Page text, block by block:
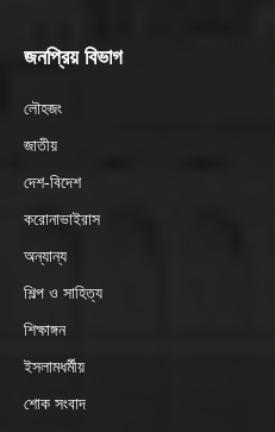
জনপ্রিয় বিভাগ
লৌহজং
জাতীয়
দেশ-বিদেশ
করোনাভাইরাস
অন্যান্য
শিল্প ও সাহিত্য
শিক্ষাঙ্গন
ইসলামধর্মীয়
শোক সংবাদ